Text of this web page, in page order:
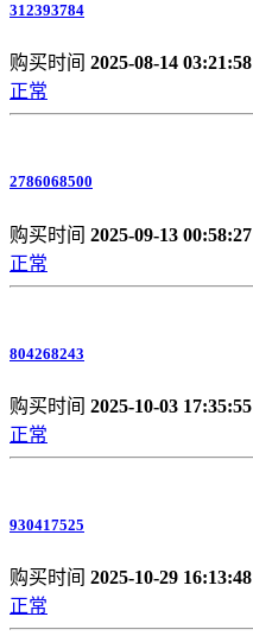
312393784
购买时间 2025-08-14 03:21:58
正常
2786068500
购买时间 2025-09-13 00:58:27
正常
804268243
购买时间 2025-10-03 17:35:55
正常
930417525
购买时间 2025-10-29 16:13:48
正常